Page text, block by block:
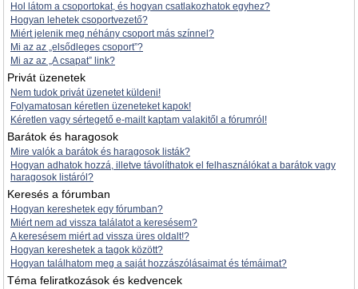
Hol látom a csoportokat, és hogyan csatlakozhatok egyhez?
Hogyan lehetek csoportvezető?
Miért jelenik meg néhány csoport más színnel?
Mi az az „elsődleges csoport”?
Mi az az „A csapat” link?
Privát üzenetek
Nem tudok privát üzenetet küldeni!
Folyamatosan kéretlen üzeneteket kapok!
Kéretlen vagy sértegető e-mailt kaptam valakitől a fórumról!
Barátok és haragosok
Mire valók a barátok és haragosok listák?
Hogyan adhatok hozzá, illetve távolíthatok el felhasználókat a barátok vagy
haragosok listáról?
Keresés a fórumban
Hogyan kereshetek egy fórumban?
Miért nem ad vissza találatot a keresésem?
A keresésem miért ad vissza üres oldalt!?
Hogyan kereshetek a tagok között?
Hogyan találhatom meg a saját hozzászólásaimat és témáimat?
Téma feliratkozások és kedvencek